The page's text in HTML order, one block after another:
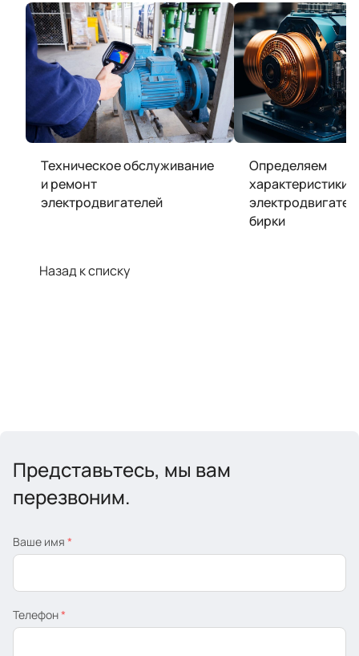
Техническое обслуживание
и ремонт
электродвигателей
Определяем
характеристики
бирки
Назад к списку
Представьтесь, мы вам
перезвоним.
Ваше имя *
Телефон*